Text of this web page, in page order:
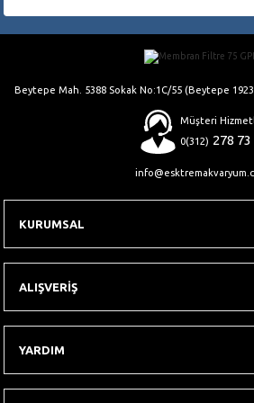
Gönder
Beytepe Mah. 5388 Sokak No:1C/55 (Beytepe
Müşteri
0(312) 278 73
KURUMSAL
ALIŞVERİŞ
YARDIM